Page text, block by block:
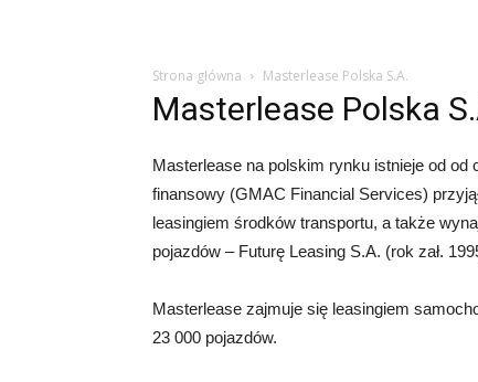
Strona główna Masterlease Polska S.A.
Masterlease Polska
Masterlease na polskim rynku istnieje od
finansowy (GMAC Financial Services)
leasingiem środków transportu, a także
pojazdów – Futurę Leasing S.A. (rok zał.
Masterlease zajmuje się leasingiem
23 000 pojazdów.